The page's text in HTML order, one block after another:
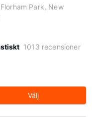
Park, New
1013 recensioner
Välj